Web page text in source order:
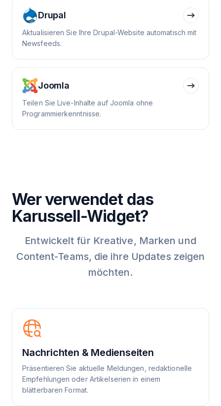
Drupal
Aktualisieren Sie Ihre Drupal-Website automatisch mit
Newsfeeds.
Joomla
Teilen Sie Live-Inhalte auf Joomla ohne
Programmierkenntnisse.
Wer verwendet das
Karussell-Widget?
Entwickelt für Kreative, Marken und
Content-Teams, die ihre Updates zeigen
möchten.
Nachrichten & Medienseiten
Präsentieren Sie aktuelle Meldungen, redaktionelle
Empfehlungen oder Artikelserien in einem
blätterbaren Format.